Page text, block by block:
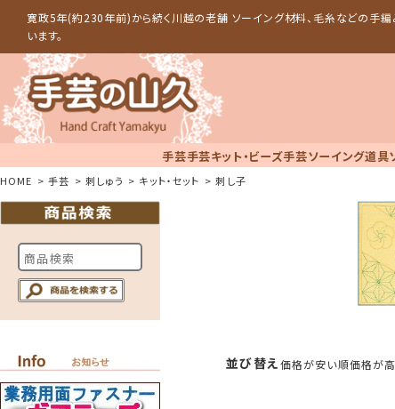
寛政5年(約230年前)から続く川越の老舗 ソーイング材料、毛糸などの手
います。
手芸手芸キット・ビーズ手芸ソーイング道具
HOME 手芸 刺しゅう キット・セット 刺し子
並び替え価格が安い順価格が